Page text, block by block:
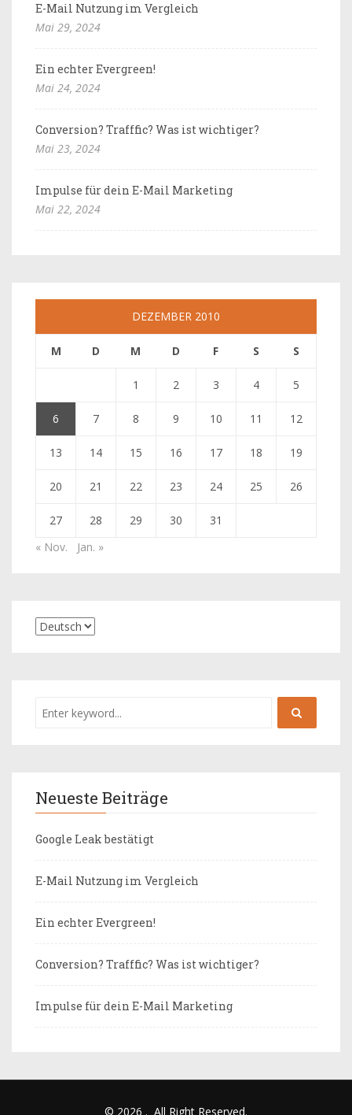
E-Mail Nutzung im Vergleich
Mai 29, 2024
Ein echter Evergreen!
Mai 24, 2024
Conversion? Trafffic? Was ist wichtiger?
Mai 23, 2024
Impulse für dein E-Mail Marketing
Mai 22, 2024
DEZEMBER 2010
M D M D F S S
1 2 3 4 5
6 7 8 9 10 11 12
13 14 15 16 17 18 19
20 21 22 23 24 25 26
27 28 29 30
31
« Nov.
Jan. »
Neueste Beiträge
Google Leak bestätigt
E-Mail Nutzung im Vergleich
Ein echter Evergreen!
Conversion? Trafffic? Was ist wichtiger?
Impulse für dein E-Mail Marketing
© 2026 . All Right Reserved.